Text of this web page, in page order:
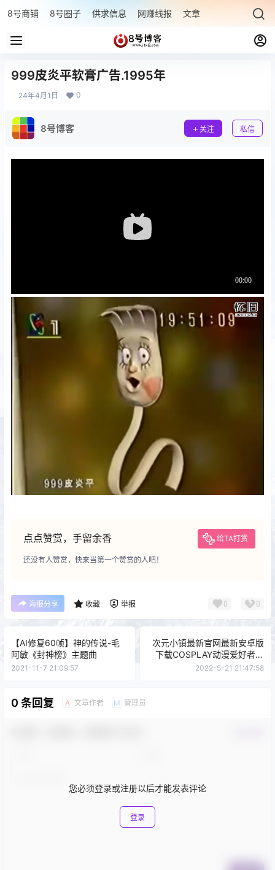
8号商铺 8号圈子 供求信息 网赚线报 文章专题 最新文章
999皮炎平软膏广告.1995年
24年4月1日 0
8号博客 关注 私信
点点赞赏，手留余香 给TA打赏
还没有人赞赏，快来当第一个赞赏的人吧！
海报分享 收藏 举报 0 0
【AI修复60帧】神的传说-毛
阿敏《封神榜》主题曲
2021-11-7 21:09:57
次元小镇最新官网最新安卓版
下载COSPLAY动漫爱好者分
享社区
2022-5-21 21:47:58
0 条回复 A 文章作者 M 管理员
您必须登录或注册以后才能发表评论
登录